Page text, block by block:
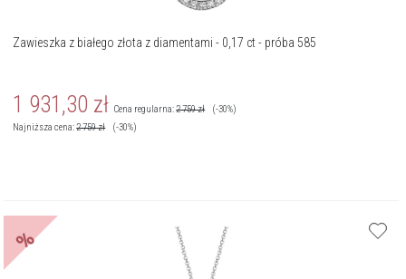
Zawieszka z białego złota z diamentami - 0,17 ct - próba 585
1 931,30 zł Cena regularna:2 759zł
(-30%)
Najniższa cena:2 759zł (-30%)
%